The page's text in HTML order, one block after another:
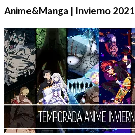
Anime&Manga | Invierno 2021